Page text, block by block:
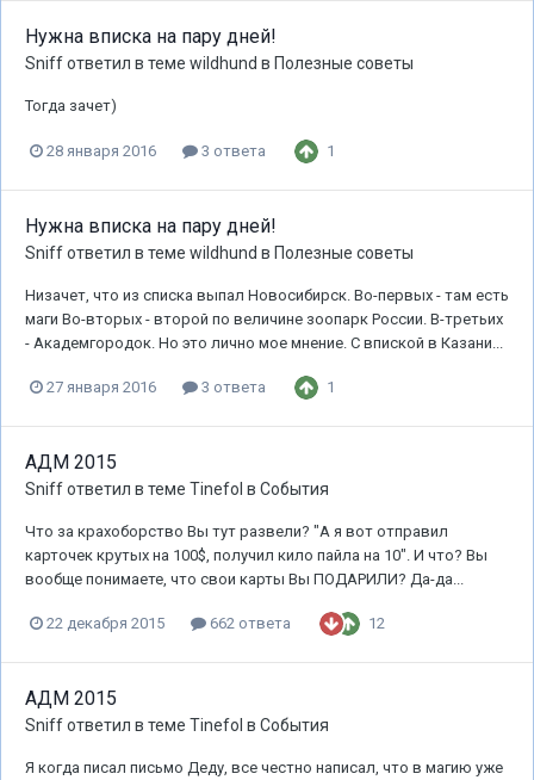
Нужна вписка на пару дней!
Sniffответил в теме wildhund в Полезные советы
Тогда зачет)
28 января 2016 3 ответа 1
Нужна вписка на пару дней!
Sniffответил в теме wildhund в Полезные советы
Низачет, что из списка выпал Новосибирск. Во-первых - там есть
маги Во-вторых - второй по величине зоопарк России. В-третьих
- Академгородок. Но это лично мое мнение. С впиской в Казани...
27 января 2016 3 ответа 1
АДМ 2015
Sniffответил в теме Tinefol в События
Что за крахоборство Вы тут развели? "А я вот отправил
карточек крутых на 100$, получил кило пайла на 10". И что? Вы
вообще понимаете, что свои карты Вы ПОДАРИЛИ? Да-да...
22 декабря 2015 662 ответа 12
АДМ 2015
Sniffответил в теме Tinefol в События
Я когда писал письмо Деду, все честно написал, что в магию уже